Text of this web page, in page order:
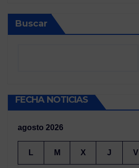
Buscar
FECHA NOTICIAS
agosto 2026
L M X J V